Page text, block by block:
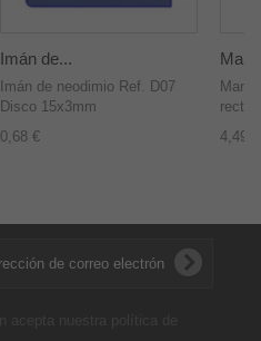
Imán de...
Imán de neodimio Ref. D07
Disco 15x3mm
0,68 €
4,49 €